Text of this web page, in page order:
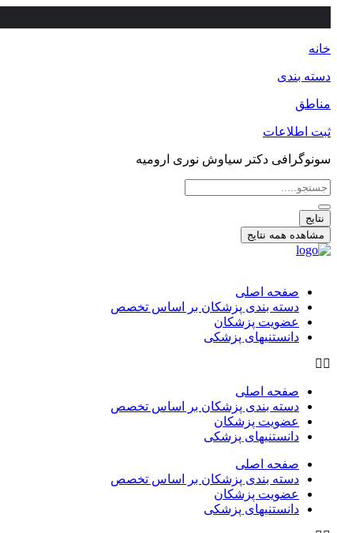
خانه
دسته بندی
مناطق
ثبت اطلاعات
سونوگرافی دکتر سیاوش نوری ارومیه
جستجو
...
نتایج
مشاهده همه نتایج
صفحه اصلی
دسته بندی پزشکان بر اساس تخصص
عضویت پزشکان
دانستنیهای پزشکی
صفحه اصلی
دسته بندی پزشکان بر اساس تخصص
عضویت پزشکان
دانستنیهای پزشکی
صفحه اصلی
دسته بندی پزشکان بر اساس تخصص
عضویت پزشکان
دانستنیهای پزشکی